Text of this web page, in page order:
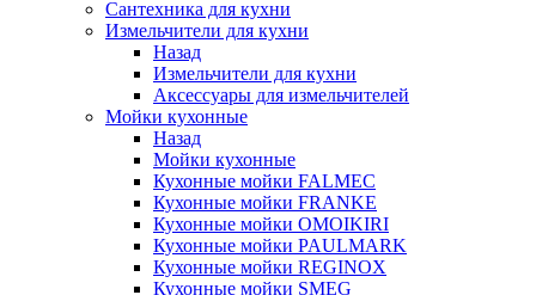
Сантехника для кухни
Измельчители для кухни
Назад
Измельчители для кухни
Аксессуары для измельчителей
Мойки кухонные
Назад
Мойки кухонные
Кухонные мойки FALMEC
Кухонные мойки FRANKE
Кухонные мойки OMOIKIRI
Кухонные мойки PAULMARK
Кухонные мойки REGINOX
Кухонные мойки SMEG